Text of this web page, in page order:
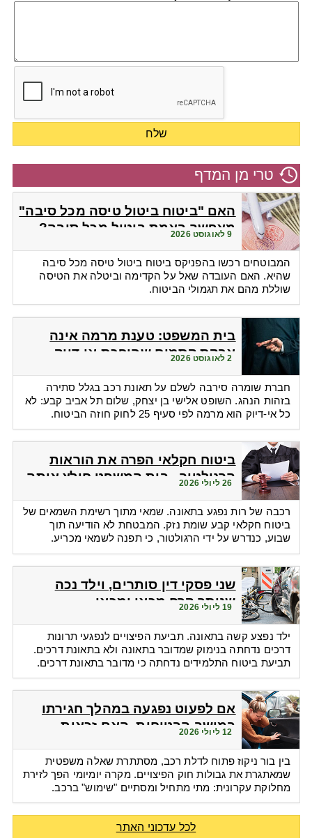
טרי מן המדף
האם "ביטוח ביטול טיסה מכל סיבה"
מאפשר באמת ביטול מכל סיבה?
9 לאוגוסט 2026
המבוטחים רכשו בהפניקס ביטוח ביטול טיסה מכל סיבה
שהיא. האם העובדה שאל על הקדימה וביטלה את הטיסה
שוללת מהם את תגמולי הביטוח.
בית המשפט: טענת מרמה אינה
אבקת קסמים שהופכת אי-דיוק
2 לאוגוסט 2026
חברת שומרה סירבה לשלם על תאונת רכב בגלל סתירה
בזהות הנהג. השופט אלישי בן יצחק, שלום תל אביב קבע: לא
כל אי-דיוק הוא מרמה לפי סעיף 25 לחוק חוזה הביטוח.
ביטוח חקלאי הפרה את הוראות
הרגולטור - בית המשפט חילץ אותה
26 ליולי 2026
רכבה של רות נפגע בתאונה. שמאי מתוך רשימת השמאים של
ביטוח חקלאי קבע שומת נזק. המבטחת לא הודיעה תוך
שבוע, כנדרש על ידי הרגולטור, כי תפנה לשמאי מכריע.
שני פסקי דין סותרים, וילד נכה
שנותר קרח מכאן ומכאן
19 ליולי 2026
ילד נפצע קשה בתאונה. תביעת הפיצויים לנפגעי תרונות
דרכים נדחתה בנימוק שמדובר בתאונה ולא בתאונת דרכים.
תביעת ביטוח התלמידים נדחתה כי מדובר בתאונת דרכים.
אם לפעוט נפגעה במהלך חגירתו
במושב הבטיחות. האם זכאית
12 ליולי 2026
בין בור ניקוז פתוח לדלת רכב, מסתתרת שאלה משפטית
שמאתגרת את גבולות חוק הפיצויים. מקרה יומיומי הפך לזירת
מחלוקת עקרונית: מתי מתחיל ומסתיים "שימוש" ברכב.
לכל עדכוני האתר